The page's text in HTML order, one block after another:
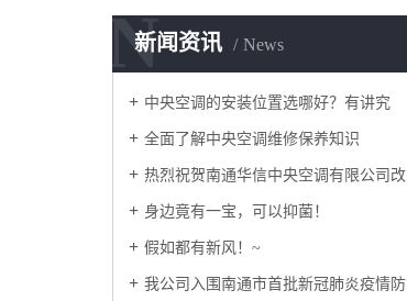
新闻资讯 News
N
中央空调的安装位置选哪好？有讲究
全面了解中央空调维修保养知识
热烈祝贺南通华信中央空调有限公司改版正式上线！
身边竟有一宝，可以抑菌！
假如都有新风！~
我公司入围南通市首批新冠肺炎疫情防控重点保障企业名录